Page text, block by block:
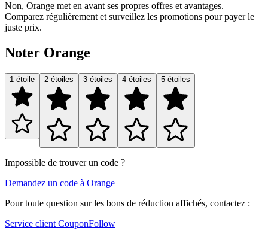
Non, Orange met en avant ses propres offres et avantages.
Comparez régulièrement et surveillez les promotions pour payer le
juste prix.
Noter Orange
1 étoile 2 étoiles 3 étoiles 4 étoiles 5 étoiles
Impossible de trouver un code ?
Demandez un code à Orange
Pour toute question sur les bons de réduction affichés, contactez :
Service client CouponFollow